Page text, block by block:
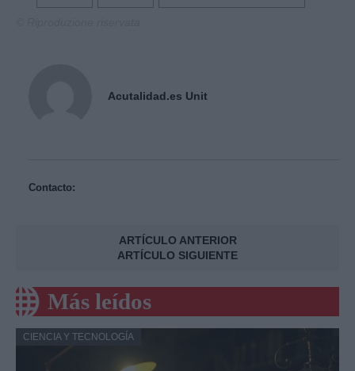
Acutalidad.es Unit
Contacto:
ARTÍCULO ANTERIOR
ARTÍCULO SIGUIENTE
Más leídos
CIENCIA Y TECNOLOGÍA